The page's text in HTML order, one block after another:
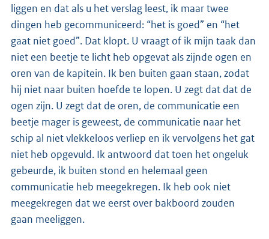
liggen en dat als u het verslag leest, ik maar twee
dingen heb gecommuniceerd: “het is goed” en “het
gaat niet goed”. Dat klopt. U vraagt of ik mijn taak dan
niet een beetje te licht heb opgevat als zijnde ogen en
oren van de kapitein. Ik ben buiten gaan staan, zodat
hij niet naar buiten hoefde te lopen. U zegt dat dat de
ogen zijn. U zegt dat de oren, de communicatie een
beetje mager is geweest, de communicatie naar het
schip al niet vlekkeloos verliep en ik vervolgens het gat
niet heb opgevuld. Ik antwoord dat toen het ongeluk
gebeurde, ik buiten stond en helemaal geen
communicatie heb meegekregen. Ik heb ook niet
meegekregen dat we eerst over bakboord zouden
gaan meeliggen.